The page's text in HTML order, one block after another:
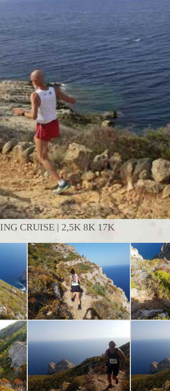
CRUISE | 2,5K 8K 17K